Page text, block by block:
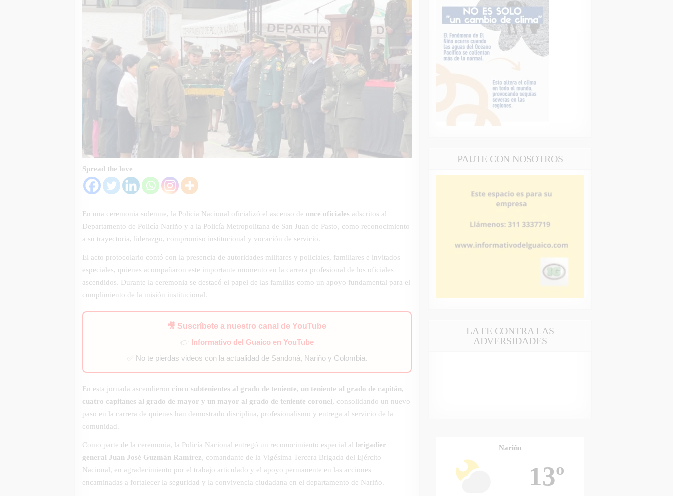
Spread the love
En una ceremonia solemne, la Policía Nacional oficializó el ascenso de once oficiales adscritos al
Departamento de Policía Nariño y a la Policía Metropolitana de San Juan de Pasto, como reconocimiento
a su trayectoria, liderazgo, compromiso institucional y vocación de servicio.
El acto protocolario contó con la presencia de autoridades militares y policiales, familiares e invitados
especiales, quienes acompañaron este importante momento en la carrera profesional de los oficiales
ascendidos. Durante la ceremonia se destacó el papel de las familias como un apoyo fundamental para el
cumplimiento de la misión institucional.
🎥 Suscríbete a nuestro canal de YouTube
👉 Informativo del Guaico en YouTube
✅ No te pierdas videos con la actualidad de Sandoná, Nariño y Colombia.
En esta jornada ascendieron cinco subtenientes al grado de teniente, un teniente al grado de capitán,
cuatro capitanes al grado de mayor y un mayor al grado de teniente coronel, consolidando un nuevo
paso en la carrera de quienes han demostrado disciplina, profesionalismo y entrega al servicio de la
comunidad.
Como parte de la ceremonia, la Policía Nacional entregó un reconocimiento especial al brigadier
general Juan José Guzmán Ramírez, comandante de la Vigésima Tercera Brigada del Ejército
Nacional, en agradecimiento por el trabajo articulado y el apoyo permanente en las acciones
encaminadas a fortalecer la seguridad y la convivencia ciudadana en el departamento de Nariño.
PAUTE CON NOSOTROS
LA FE CONTRA LAS
ADVERSIDADES
Nariño
13º